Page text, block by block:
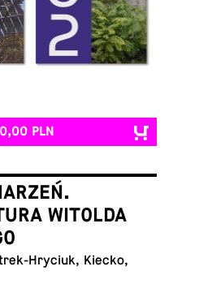
PLN
WITOLDA
Hry­ciuk, Kiecko,